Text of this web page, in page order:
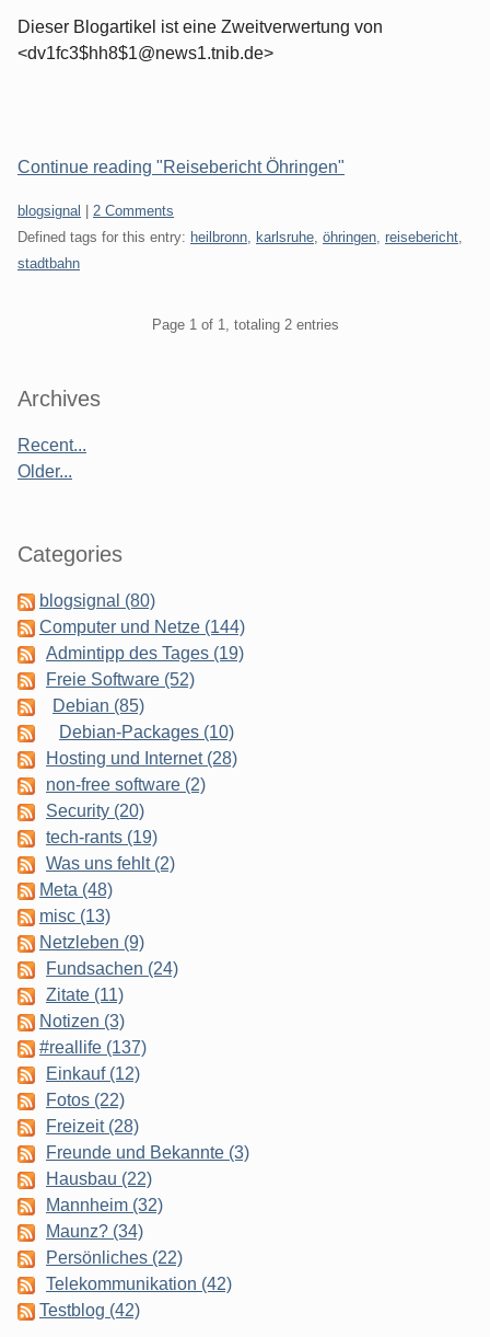
Dieser Blogartikel ist eine Zweitverwertung von
<dv1fc3$hh8$1@news1.tnib.de>
Continue reading "Reisebericht Öhringen"
Categories:
blogsignal
2 Comments
Defined tags for this entry: heilbronn, karlsruhe, öhringen, reisebericht,
stadtbahn
Page 1 of 1, totaling 2 entries
Sidebar
Archives
Recent...
Older...
Categories
blogsignal (80)
Computer und Netze (144)
Admintipp des Tages (19)
Freie Software (52)
Debian (85)
Debian-Packages (10)
Hosting und Internet (28)
non-free software (2)
Security (20)
tech-rants (19)
Was uns fehlt (2)
Meta (48)
misc (13)
Netzleben (9)
Fundsachen (24)
Zitate (11)
Notizen (3)
#reallife (137)
Einkauf (12)
Fotos (22)
Freizeit (28)
Freunde und Bekannte (3)
Hausbau (22)
Mannheim (32)
Maunz? (34)
Persönliches (22)
Telekommunikation (42)
Testblog (42)